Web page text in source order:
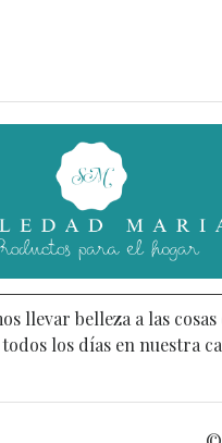
llevar belleza a las cosas
los días en nuestra